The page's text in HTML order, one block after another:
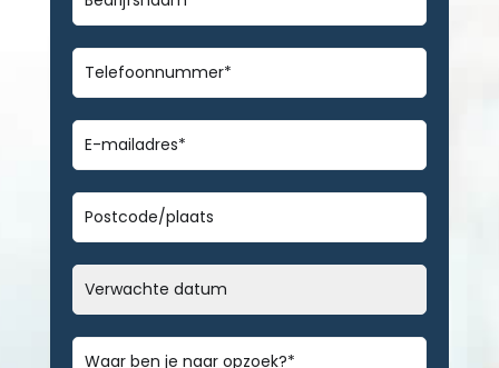
Telefoonnummer*
E-
mailadres*
Geen
titel
Datum
MM
DD
Bericht*